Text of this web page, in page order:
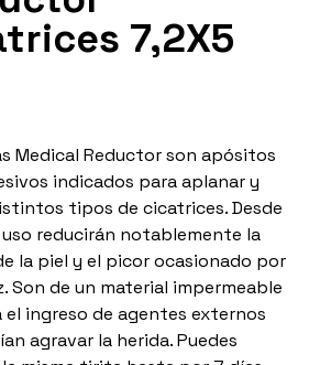
7,2X5
Medical Reductor son apósitos
indicados para aplanar y
tipos de cicatrices. Desde
reducirán notablemente la
la piel y el picor ocasionado por
Son de un material impermeable
el ingreso de agentes externos
agravar la herida. Puedes